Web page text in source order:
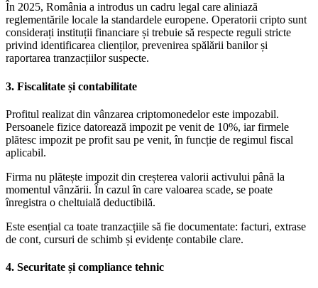
În 2025, România a introdus un cadru legal care aliniază
reglementările locale la standardele europene. Operatorii cripto sunt
considerați instituții financiare și trebuie să respecte reguli stricte
privind identificarea clienților, prevenirea spălării banilor și
raportarea tranzacțiilor suspecte.
3. Fiscalitate și contabilitate
Profitul realizat din vânzarea criptomonedelor este impozabil.
Persoanele fizice datorează impozit pe venit de 10%, iar firmele
plătesc impozit pe profit sau pe venit, în funcție de regimul fiscal
aplicabil.
Firma nu plătește impozit din creșterea valorii activului până la
momentul vânzării. În cazul în care valoarea scade, se poate
înregistra o cheltuială deductibilă.
Este esențial ca toate tranzacțiile să fie documentate: facturi, extrase
de cont, cursuri de schimb și evidențe contabile clare.
4. Securitate și compliance tehnic